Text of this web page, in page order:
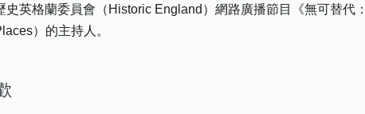
史英格蘭委員會（Historic England）網路廣播節目《無可替代
）的主持人。